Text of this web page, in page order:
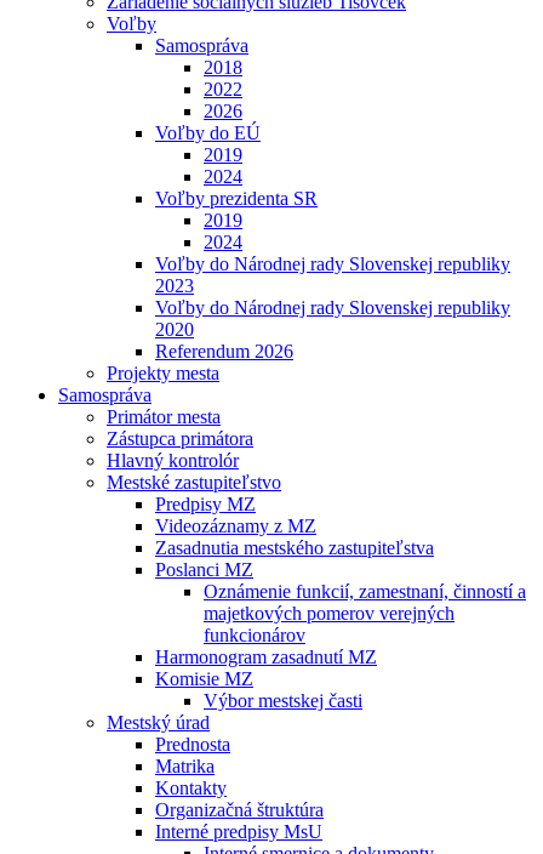
Voľby
Samospráva
2018
2022
2026
Voľby do EÚ
2019
2024
Voľby prezidenta SR
2019
2024
Voľby do Národnej rady Slovenskej republiky
2023
Voľby do Národnej rady Slovenskej republiky
2020
Referendum 2026
Projekty mesta
Samospráva
Primátor mesta
Zástupca primátora
Hlavný kontrolór
Mestské zastupiteľstvo
Predpisy MZ
Videozáznamy z MZ
Zasadnutia mestského zastupiteľstva
Poslanci MZ
Oznámenie funkcií, zamestnaní, činností a
majetkových pomerov verejných
funkcionárov
Harmonogram zasadnutí MZ
Komisie MZ
Výbor mestskej časti
Mestský úrad
Prednosta
Matrika
Kontakty
Organizačná štruktúra
Interné predpisy MsU